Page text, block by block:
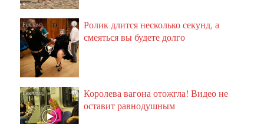
i
Ролик длится несколько секунд, а
смеяться вы будете долго
i
Королева вагона отожгла! Видео не
оставит равнодушным